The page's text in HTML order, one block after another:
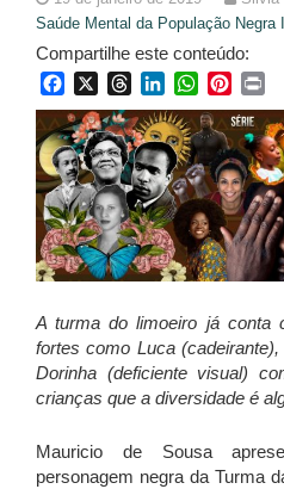
Saúde Mental da População Negra
Compartilhe este conteúdo:
FacebookThreadsLinkedInWhatsApp
A turma do limoeiro já conta
fortes como Luca
Dorinha (deficiente visual)
crianças que a diversidade é
Mauricio de Sousa
personagem negra da Turma